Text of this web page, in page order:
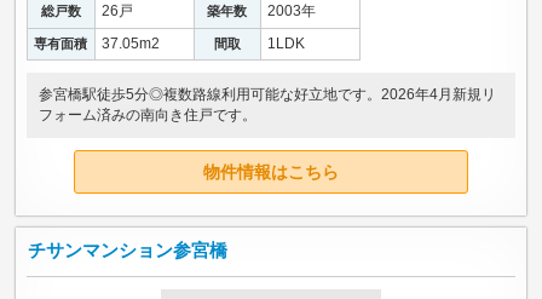
総戸数 26戸 築年数 2003年
専有面積 37.05m2 間取 1LDK
参宮橋駅徒歩5分◎複数路線利用可能な好立地です。2026年4月新規リ
フォーム済みの南向き住戸です。
物件情報はこちら
チサンマンション参宮橋